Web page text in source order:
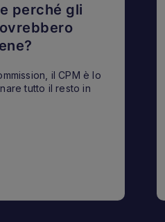
perché gli
il CPM è lo
tutto il resto in